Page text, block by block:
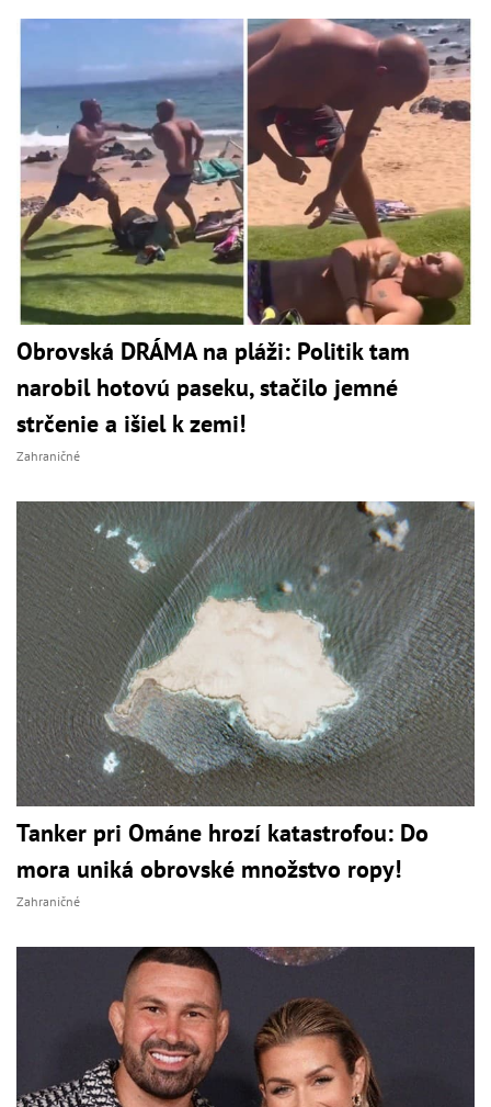
Obrovská DRÁMA na pláži: Politik tam
narobil hotovú paseku, stačilo jemné
strčenie a išiel k zemi!
Zahraničné
Tanker pri Ománe hrozí katastrofou: Do
mora uniká obrovské množstvo ropy!
Zahraničné